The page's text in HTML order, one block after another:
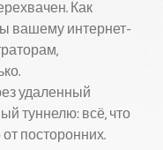
Как
вашему интернет-
удаленный
туннелю: всё, что
посторонних.